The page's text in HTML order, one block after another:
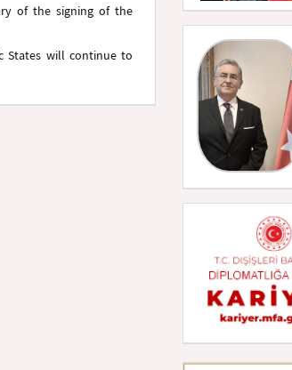
of the signing of the
States will continue to